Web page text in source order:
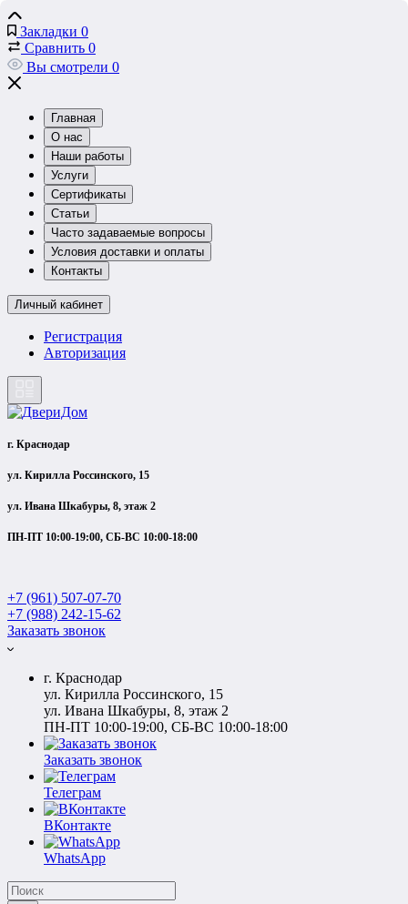
Закладки 0
Сравнить 0
Вы смотрели 0
Главная
О нас
Наши работы
Услуги
Сертификаты
Статьи
Часто задаваемые вопросы
Условия доставки и оплаты
Контакты
Личный кабинет
Регистрация
Авторизация
г. Краснодар
ул. Кирилла Россинского, 15
ул. Ивана Шкабуры, 8, этаж 2
ПН-ПТ 10:00-19:00, СБ-ВС 10:00-18:00
+7 (961) 507-07-70
+7 (988) 242-15-62
Заказать звонок
г. Краснодар
ул. Кирилла Россинского, 15
ул. Ивана Шкабуры, 8, этаж 2
ПН-ПТ 10:00-19:00, СБ-ВС 10:00-18:00
Заказать звонок
Телеграм
ВКонтакте
WhatsApp